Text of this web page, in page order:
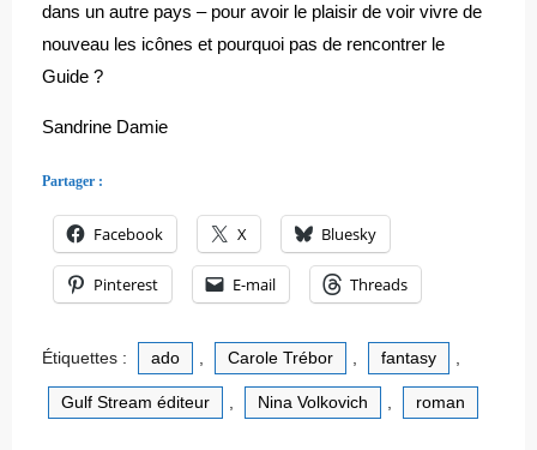
dans un autre pays – pour avoir le plaisir de voir vivre de
nouveau les icônes et pourquoi pas de rencontrer le
Guide ?
Sandrine Damie
Partager :
Facebook X Bluesky
Pinterest E-mail Threads
Étiquettes : ado Carole Trébor fantasy
Gulf Stream éditeur Nina Volkovich roman